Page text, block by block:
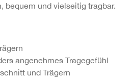
bequem und vielseitig tragbar.
angenehmes Tragegefühl
und Trägern